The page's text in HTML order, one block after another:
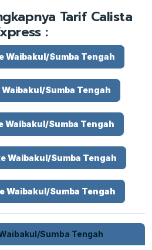
Tarif Calista
:
Waibakul/Sumba Tengah
Sumba Tengah
Waibakul/Sumba Tengah
Waibakul/Sumba Tengah
Waibakul/Sumba Tengah
Sumba Tengah